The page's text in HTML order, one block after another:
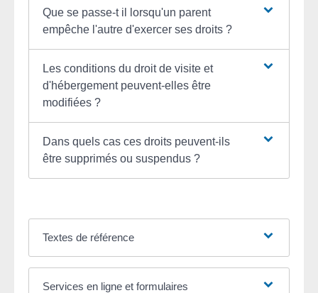
Que se passe-t il lorsqu'un parent
empêche l'autre d'exercer ses droits ?
Les conditions du droit de visite et
d'hébergement peuvent-elles être
modifiées ?
Dans quels cas ces droits peuvent-ils
être supprimés ou suspendus ?
Textes de référence
Services en ligne et formulaires